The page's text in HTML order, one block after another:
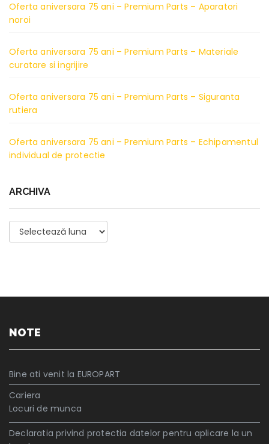
Oferta aniversara 75 ani – Premium Parts – Aparatori
noroi
Oferta aniversara 75 ani – Premium Parts – Materiale
curatare si ingrijire
Oferta aniversara 75 ani – Premium Parts – Siguranta
rutiera
Oferta aniversara 75 ani – Premium Parts – Echipamentul
individual de protectie
ARCHIVA
Archiva
NOTE
Bine ati venit la EUROPART
Cariera
Locuri de munca
Declaratia privind protectia datelor pentru aplicare la un